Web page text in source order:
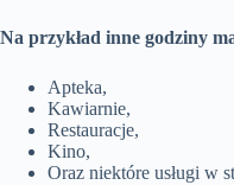
Na przykład inne godziny
Apteka,
Kawiarnie,
Restauracje,
Kino,
Oraz niektóre usługi w